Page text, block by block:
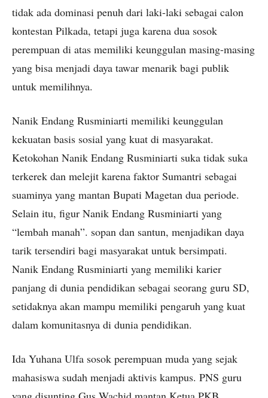
tidak ada dominasi penuh dari laki-laki sebagai calon
kontestan Pilkada, tetapi juga karena dua sosok
perempuan di atas memiliki keunggulan masing-masing
yang bisa menjadi daya tawar menarik bagi publik
untuk memilihnya.
Nanik Endang Rusminiarti memiliki keunggulan
kekuatan basis sosial yang kuat di masyarakat.
Ketokohan Nanik Endang Rusminiarti suka tidak suka
terkerek dan melejit karena faktor Sumantri sebagai
suaminya yang mantan Bupati Magetan dua periode.
Selain itu, figur Nanik Endang Rusminiarti yang
“lembah manah”. sopan dan santun, menjadikan daya
tarik tersendiri bagi masyarakat untuk bersimpati.
Nanik Endang Rusminiarti yang memiliki karier
panjang di dunia pendidikan sebagai seorang guru SD,
setidaknya akan mampu memiliki pengaruh yang kuat
dalam komunitasnya di dunia pendidikan.
Ida Yuhana Ulfa sosok perempuan muda yang sejak
mahasiswa sudah menjadi aktivis kampus. PNS guru